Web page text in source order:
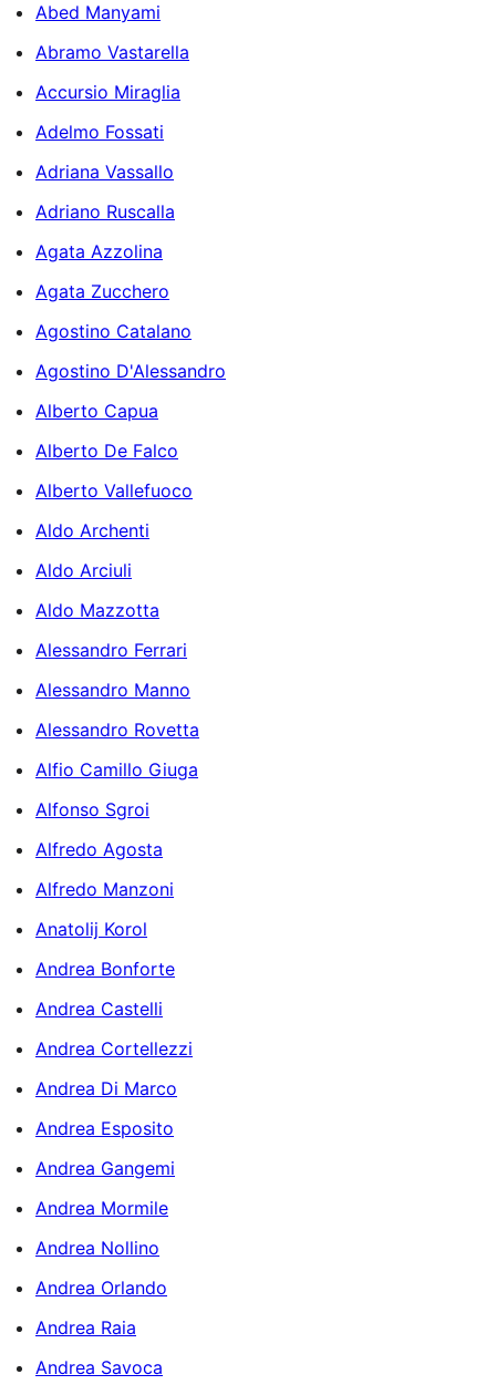
Abed Manyami
Abramo Vastarella
Accursio Miraglia
Adelmo Fossati
Adriana Vassallo
Adriano Ruscalla
Agata Azzolina
Agata Zucchero
Agostino Catalano
Agostino D'Alessandro
Alberto Capua
Alberto De Falco
Alberto Vallefuoco
Aldo Archenti
Aldo Arciuli
Aldo Mazzotta
Alessandro Ferrari
Alessandro Manno
Alessandro Rovetta
Alfio Camillo Giuga
Alfonso Sgroi
Alfredo Agosta
Alfredo Manzoni
Anatolij Korol
Andrea Bonforte
Andrea Castelli
Andrea Cortellezzi
Andrea Di Marco
Andrea Esposito
Andrea Gangemi
Andrea Mormile
Andrea Nollino
Andrea Orlando
Andrea Raia
Andrea Savoca